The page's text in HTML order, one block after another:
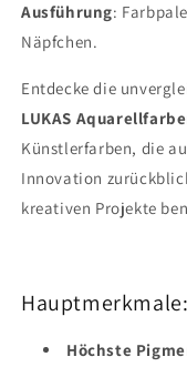
Ausführung:
Näpfchen.
Entdecke die
LUKAS
Künstlerfarben, die
Innovation
kreativen Projekte
Hauptmerkmale:
Höchste